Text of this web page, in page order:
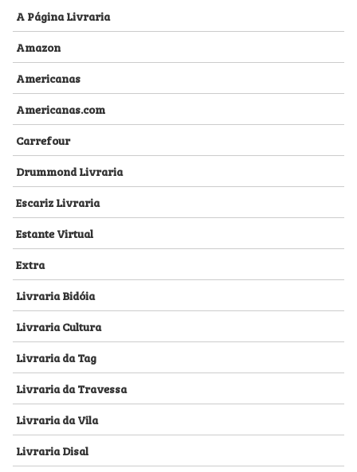
A Página Livraria
Amazon
Americanas
Americanas.com
Carrefour
Drummond Livraria
Escariz Livraria
Estante Virtual
Extra
Livraria Bidóia
Livraria Cultura
Livraria da Tag
Livraria da Travessa
Livraria da Vila
Livraria Disal